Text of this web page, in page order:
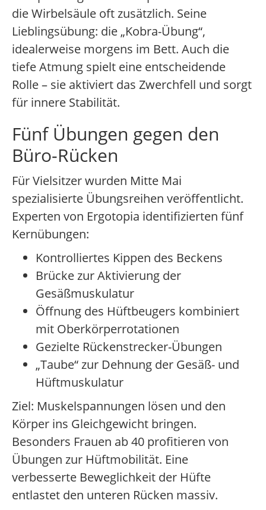
die Wirbelsäule oft zusätzlich. Seine
Lieblingsübung: die „Kobra-Übung“,
idealerweise morgens im Bett. Auch die
tiefe Atmung spielt eine entscheidende
Rolle – sie aktiviert das Zwerchfell und sorgt
für innere Stabilität.
Fünf Übungen gegen den
Büro-Rücken
Für Vielsitzer wurden Mitte Mai
spezialisierte Übungsreihen veröffentlicht.
Experten von Ergotopia identifizierten fünf
Kernübungen:
Kontrolliertes Kippen des Beckens
Brücke zur Aktivierung der
Gesäßmuskulatur
Öffnung des Hüftbeugers kombiniert
mit Oberkörperrotationen
Gezielte Rückenstrecker-Übungen
„Taube“ zur Dehnung der Gesäß- und
Hüftmuskulatur
Ziel: Muskelspannungen lösen und den
Körper ins Gleichgewicht bringen.
Besonders Frauen ab 40 profitieren von
Übungen zur Hüftmobilität. Eine
verbesserte Beweglichkeit der Hüfte
entlastet den unteren Rücken massiv.